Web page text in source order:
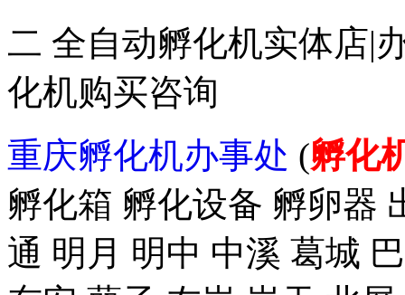
二 全自动孵化机实体店|
化机购买咨询
重庆孵化机办事处 (孵化
孵化箱 孵化设备 孵卵器
通 明月 明中 中溪 葛城